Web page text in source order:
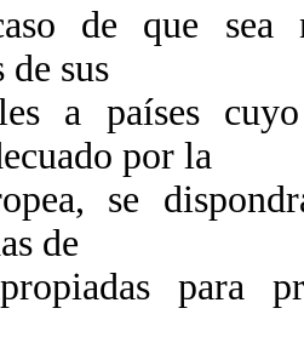
de que sea
sus
a países
por la
se
de
para